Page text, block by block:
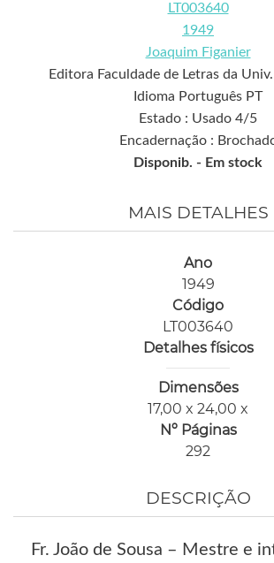
LT003640
1949
Joaquim Figanier
Editora Faculdade de Letras da
Idioma Português PT
Estado : Usado 4/5
Encadernação :
Disponib. - Em stock
MAIS DETALHES
Ano
1949
Código
LT003640
Detalhes físicos
Dimensões
17,00 x 24,00 x
Nº Páginas
292
DESCRIÇÃO
Fr. João de Sousa – Mestre e